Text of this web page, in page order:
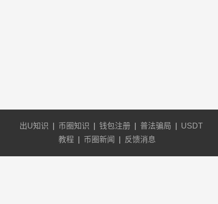
出U知识 币圈知识 钱包注册 普法骗局
USDT
教程
币圈新闻 反馈消息